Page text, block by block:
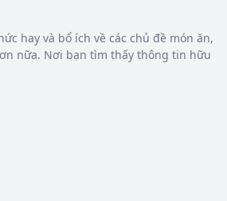
hay và bổ ích về các chủ đề món ăn,
nữa. Nơi bạn tìm thấy thông tin hữu